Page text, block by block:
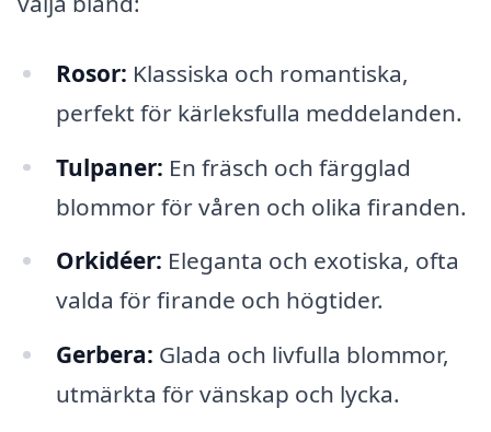
Rosor: Klassiska och romantiska,
perfekt för kärleksfulla meddelanden.
Tulpaner: En fräsch och färgglad
blommor för våren och olika firanden.
Orkidéer: Eleganta och exotiska, ofta
valda för firande och högtider.
Gerbera: Glada och livfulla blommor,
utmärkta för vänskap och lycka.